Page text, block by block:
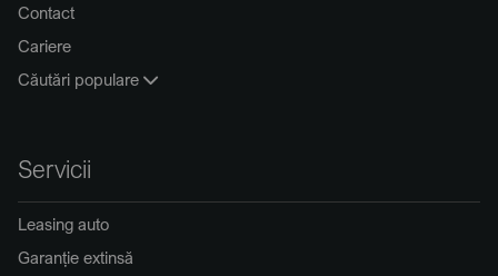
Contact
Cariere
Căutări populare
Servicii
Leasing auto
Garanție extinsă